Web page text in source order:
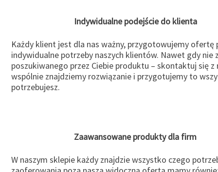
Indywidualne podejście do klienta
Każdy klient jest dla nas ważny, przygotowujemy ofertę
indywidualne potrzeby naszych klientów. Nawet gdy nie
poszukiwanego przez Ciebie produktu – skontaktuj się z
wspólnie znajdziemy rozwiązanie i przygotujemy to
potrzebujesz.
Zaawansowane produkty dla firm
W naszym sklepie każdy znajdzie wszystko czego